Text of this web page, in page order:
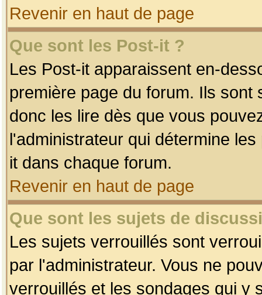
Revenir en haut de page
Que sont les Post-it ?
Les Post-it apparaissent en-
première page du forum. Ils
donc les lire dès que vous
l'administrateur qui détermine
it dans chaque forum.
Revenir en haut de page
Que sont les sujets de
Les sujets verrouillés sont
par l'administrateur. Vous ne
verrouillés et les sondages qui y